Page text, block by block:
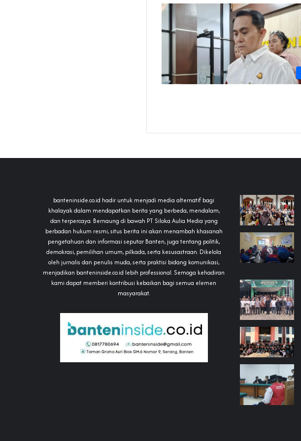
banteninside.co.id hadir untuk menjadi media alternatif bagi
khalayak dalam mendapatkan berita yang berbeda, mendalam,
dan terpercaya. Bernaung di bawah PT Siloka Aulia Media yang
berbadan hukum resmi, situs berita ini akan menambah khasanah
pengetahuan dan informasi seputar Banten, juga tentang politik,
demokrasi, pemilihan umum, pilkada, serta kesusastraan. Dikelola
oleh jurnalis dan penulis muda, serta praktisi bidang komunikasi,
menjadikan banteninside.co.id lebih professional. Semoga kehadiran
kami dapat memberi kontribusi kebaikan bagi semua elemen
masyarakat.